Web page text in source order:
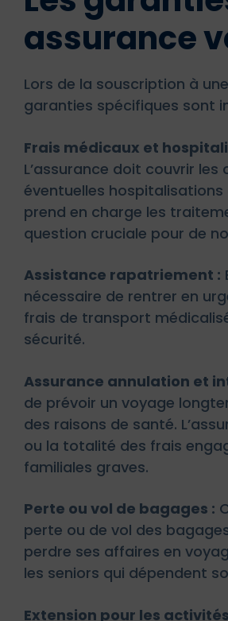
assurance
Lors de la souscription à
garanties spécifiques sont
Frais médicaux et
L’assurance doit couvrir
éventuelles hospitalisations
prend en charge les
question cruciale pour de
Assistance rapatriement :
nécessaire de rentrer en
frais de transport
sécurité.
Assurance annulation et
de prévoir un voyage
des raisons de santé.
ou la totalité des frais
familiales graves.
Perte ou vol de bagages :
perte ou de vol des
perdre ses affaires en
les seniors qui dépendent
Extension pour les